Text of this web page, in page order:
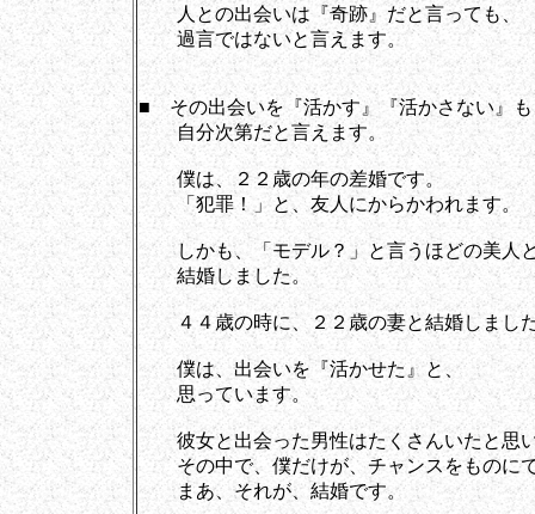
人との出会いは『奇跡』だと言っても、
過言ではないと言えます。
■ その出会いを『活かす』『活かさない』も
自分次第だと言えます。
僕は、２２歳の年の差婚です。
「犯罪！」と、友人にからかわれます。
しかも、「モデル？」と言うほどの美人
結婚しました。
４４歳の時に、２２歳の妻と結婚しまし
僕は、出会いを『活かせた』と、
思っています。
彼女と出会った男性はたくさんいたと思
その中で、僕だけが、チャンスをものに
まあ、それが、結婚です。